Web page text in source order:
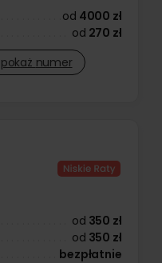
od 4000 zł
od 270 zł
pokaż numer
od 350 zł
od 350 zł
bezpłatnie